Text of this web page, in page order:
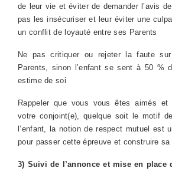
de leur vie et éviter de demander l’avis
pas les insécuriser et leur éviter une
un conflit de loyauté entre ses Parents
Ne pas critiquer ou rejeter la faute sur
Parents, sinon l’enfant se sent à 50 %
estime de soi
Rappeler que vous vous êtes aimés et
votre conjoint(e), quelque soit le motif
l’enfant, la notion de respect mutuel est
pour passer cette épreuve et construire sa
3) Suivi de l’annonce et mise en place